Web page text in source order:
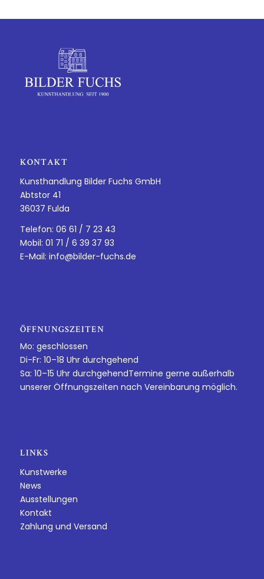
KONTAKT
Kunsthandlung Bilder Fuchs GmbH
Abtstor 41
36037 Fulda
Telefon: 06 61 / 7 23 43
Mobil: 01 71 / 6 39 37 93
E-Mail: info@bilder-fuchs.de
ÖFFNUNGSZEITEN
Mo: geschlossen
Di-Fr: 10–18 Uhr durchgehend
Sa: 10–15 Uhr durchgehendTermine gerne außerhalb
unserer Öffnungszeiten nach Vereinbarung möglich.
LINKS
Kunstwerke
News
Ausstellungen
Kontakt
Zahlung und Versand